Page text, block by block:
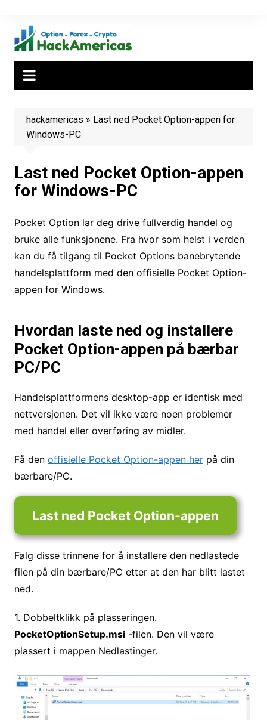
innhold
hackamericas » Last ned Pocket Option-appen for
Windows-PC
Last ned Pocket Option-appen
for Windows-PC
Pocket Option lar deg drive fullverdig handel og
bruke alle funksjonene. Fra hvor som helst i verden
kan du få tilgang til Pocket Options banebrytende
handelsplattform med den offisielle Pocket Option-
appen for Windows.
Hvordan laste ned og installere
Pocket Option-appen på bærbar
PC/PC
Handelsplattformens desktop-app er identisk med
nettversjonen. Det vil ikke være noen problemer
med handel eller overføring av midler.
Få den offisielle Pocket Option-appen herpå din
bærbare/PC.
Last ned Pocket Option-appen
Følg disse trinnene for å installere den nedlastede
filen på din bærbare/PC etter at den har blitt lastet
ned.
1. Dobbeltklikk på plasseringen.
PocketOptionSetup.msi-filen. Den vil være
plassert i mappen Nedlastinger.